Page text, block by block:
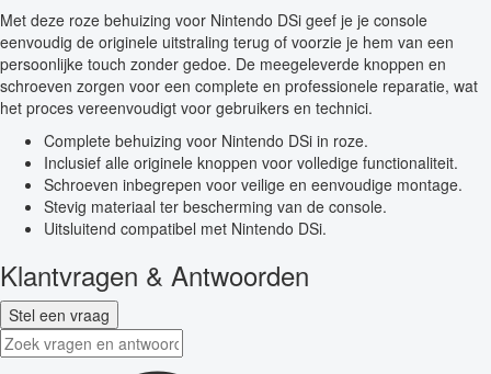
Met deze roze behuizing voor Nintendo DSi geef je je console
eenvoudig de originele uitstraling terug of voorzie je hem van een
persoonlijke touch zonder gedoe. De meegeleverde knoppen en
schroeven zorgen voor een complete en professionele reparatie, wat
het proces vereenvoudigt voor gebruikers en technici.
Complete behuizing voor Nintendo DSi in roze.
Inclusief alle originele knoppen voor volledige functionaliteit.
Schroeven inbegrepen voor veilige en eenvoudige montage.
Stevig materiaal ter bescherming van de console.
Uitsluitend compatibel met Nintendo DSi.
Klantvragen & Antwoorden
Stel een vraag